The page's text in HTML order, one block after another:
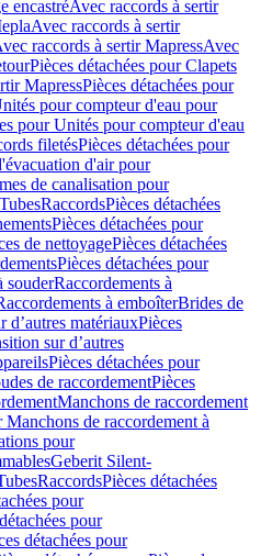
encastréAvec raccords à sertir
Avec raccords à sertir
raccords à sertir MapressAvec
Pièces détachées pour Clapets
MapressPièces détachées pour
pour compteur d'eau pour
pour Unités pour compteur d'eau
filetésPièces détachées pour
d'air pour
de canalisation pour
TubesRaccordsPièces détachées
Pièces détachées pour
de nettoyagePièces détachées
Pièces détachées pour
souderRaccordements à
à emboîterBrides de
d’autres matériauxPièces
sur d’autres
Pièces détachées pour
de raccordementPièces
Manchons de raccordement
Manchons de raccordement à
pour
Geberit Silent-
RaccordsPièces détachées
pour
pour
détachées pour